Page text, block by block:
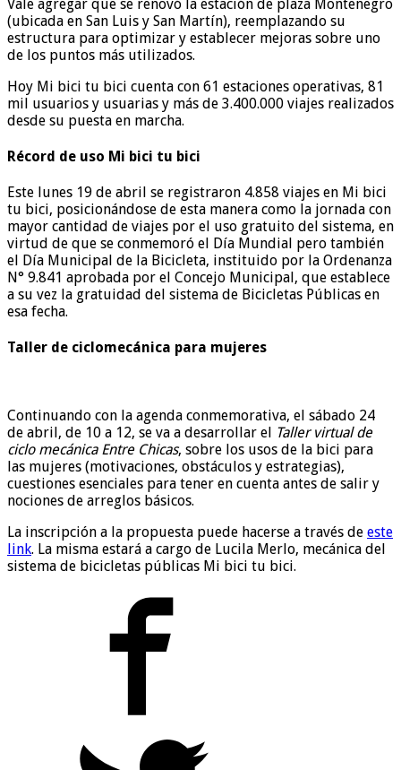
Vale agregar que se renovó la estación de plaza Montenegro
(ubicada en San Luis y San Martín), reemplazando su
estructura para optimizar y establecer mejoras sobre uno
de los puntos más utilizados.
Hoy Mi bici tu bici cuenta con 61 estaciones operativas, 81
mil usuarios y usuarias y más de 3.400.000 viajes realizados
desde su puesta en marcha.
Récord de uso Mi bici tu bici
Este lunes 19 de abril se registraron 4.858 viajes en Mi bici
tu bici, posicionándose de esta manera como la jornada con
mayor cantidad de viajes por el uso gratuito del sistema, en
virtud de que se conmemoró el Día Mundial pero también
el Día Municipal de la Bicicleta, instituido por la Ordenanza
N° 9.841 aprobada por el Concejo Municipal, que establece
a su vez la gratuidad del sistema de Bicicletas Públicas en
esa fecha.
Taller de ciclomecánica para mujeres
Continuando con la agenda conmemorativa, el sábado 24
de abril, de 10 a 12, se va a desarrollar el Taller virtual de
ciclo mecánica Entre Chicas, sobre los usos de la bici para
las mujeres (motivaciones, obstáculos y estrategias),
cuestiones esenciales para tener en cuenta antes de salir y
nociones de arreglos básicos.
La inscripción a la propuesta puede hacerse a través de este
link. La misma estará a cargo de Lucila Merlo, mecánica del
sistema de bicicletas públicas Mi bici tu bici.